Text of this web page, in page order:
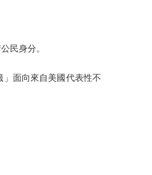
民身分。
面向來自美國代表性不